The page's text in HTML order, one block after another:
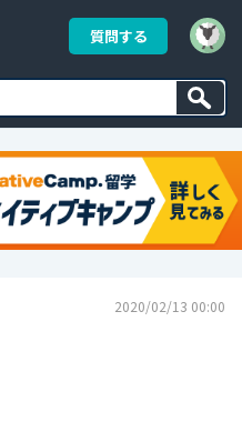
質問する
2020/02/13 00:00